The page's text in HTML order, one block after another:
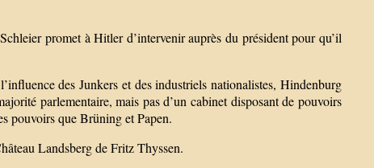
promet à Hitler d’intervenir auprès du président pour qu’il
des Junkers et des industriels nationalistes, Hindenburg
parlementaire, mais pas d’un cabinet disposant de pouvoirs
pouvoirs que Brüning et Papen.
Landsberg de Fritz Thyssen.